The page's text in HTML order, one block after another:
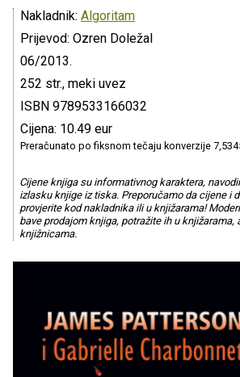
Nakladnik: Algoritam
Prijevod: Ozren Doležal
06/2013.
252 str., meki uvez
ISBN 9789533166032
Cijena: 10.49 eur
Preračunato po fiksnom tečaju konverzije
Cijene knjiga su informativnog karaktera,
izlasku knjige iz tiska. Preporučamo da cijene i
provjerite kod nakladnika ili u knjižarama!
bave prodajom knjiga, potražite ih u knjižarama,
knjižnicama.